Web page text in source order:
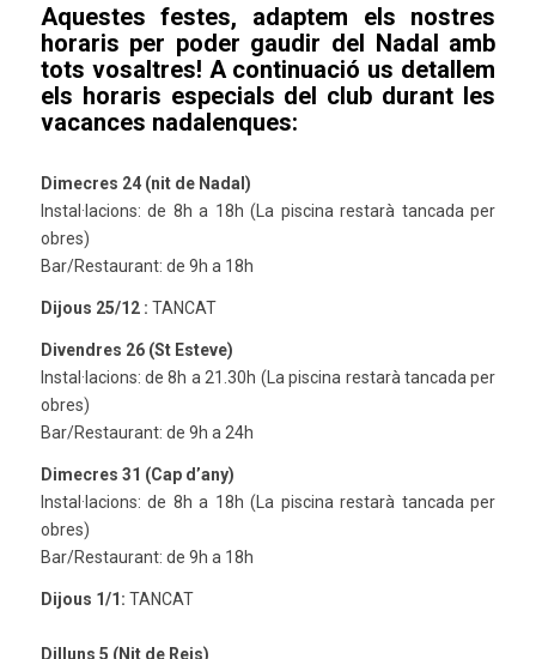
Aquestes festes, adaptem els nostres
horaris per poder gaudir del Nadal amb
tots vosaltres! A continuació us detallem
els horaris especials del club durant les
vacances nadalenques:
Dimecres 24 (nit de Nadal)
Instal·lacions: de 8h a 18h (La piscina restarà tancada per
obres)
Bar/Restaurant: de 9h a 18h
Dijous 25/12 : TANCAT
Divendres 26 (St Esteve)
Instal·lacions: de 8h a 21.30h (La piscina restarà tancada per
obres)
Bar/Restaurant: de 9h a 24h
Dimecres 31 (Cap d’any)
Instal·lacions: de 8h a 18h (La piscina restarà tancada per
obres)
Bar/Restaurant: de 9h a 18h
Dijous 1/1: TANCAT
Dilluns 5 (Nit de Reis)